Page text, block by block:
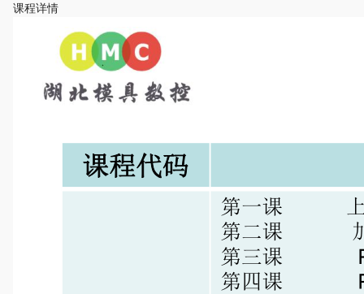
课程详情